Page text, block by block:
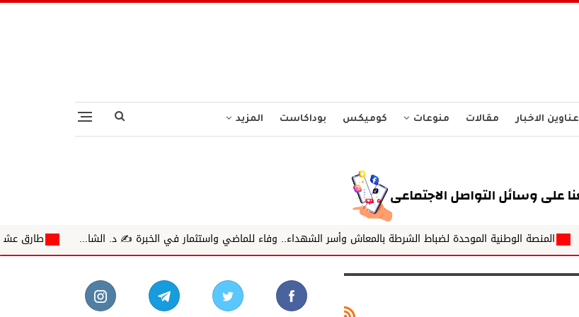
عناوين الاخبار مقالات منوعات كوميكس بوداكاست المزيد
المنصة الوطنية الموحدة لضباط الشرطة بالمعاش وأسر الشهداء.. وفاء للماضي واستثمار في الخبرة ✍️ د. الشا... طارق